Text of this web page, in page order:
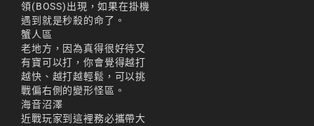
領(BOSS)出現，如果在掛機
遇到就是秒殺的命了。
蟹人區
老地方，因為真得很好待又
有寶可以打，你會覺得越打
越快、越打越輕鬆，可以挑
戰偏右側的變形怪區。
海音沼澤
近戰玩家到這裡務必攜帶大